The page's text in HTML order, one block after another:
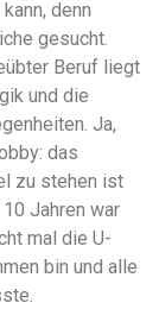
denn
gesucht.
Beruf liegt
und die
Ja,
das
zu stehen ist
Jahren war
mal die U-
bin und alle